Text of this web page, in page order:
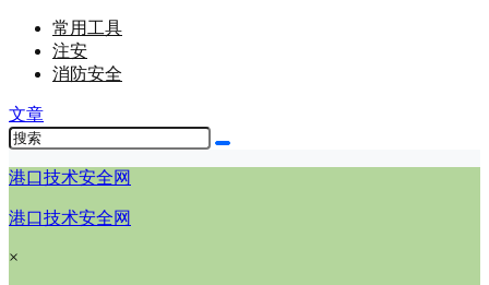
常用工具
注安
消防安全
文章
港口技术安全网
港口技术安全网
×